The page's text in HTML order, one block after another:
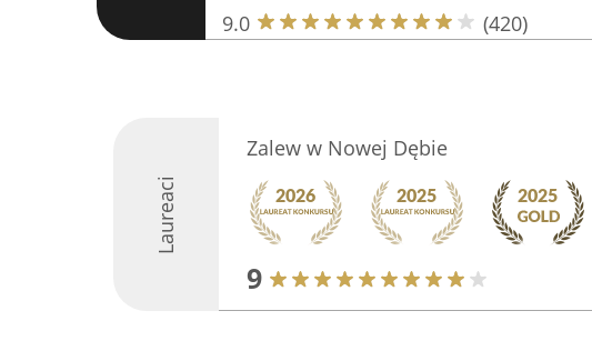
9.0 (420)
Laureaci
Zalew w Nowej Dębie
9